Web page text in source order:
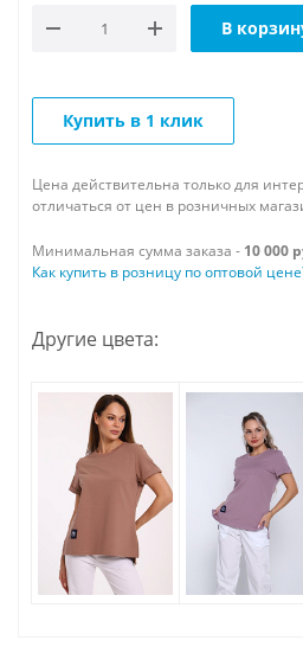
В
Купить в 1 клик
Цена действительна только для
отличаться от цен в розничных
Минимальная сумма заказа - 10 000
Как купить в розницу по оптовой
Другие цвета: